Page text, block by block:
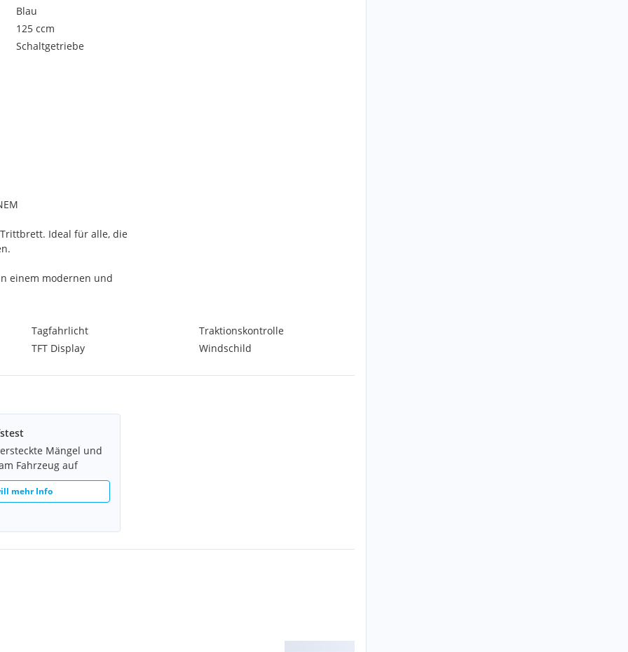
Blau
125 ccm
Schaltgetriebe
Ideal für alle, die
einem modernen und
CT ist die Plattform:
bequemen Fuß- und
was es brauchte, um
beauftragen dafür eine
und Zwischenverkauf
Tagfahrlicht
TFT Display
Traktionskontrolle
Windschild
Mängel und
Fahrzeug auf
mehr Info